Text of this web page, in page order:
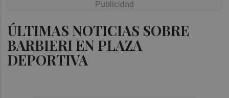
ÚLTIMAS NOTICIAS SOBRE
BARBIERI EN PLAZA
DEPORTIVA